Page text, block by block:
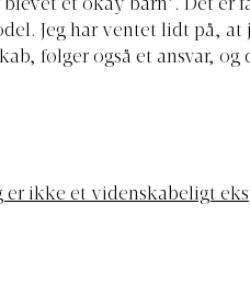
et okay barn’. Det er
Jeg har ventet lidt på,
følger også et ansvar,
er ikke et videnskabeligt